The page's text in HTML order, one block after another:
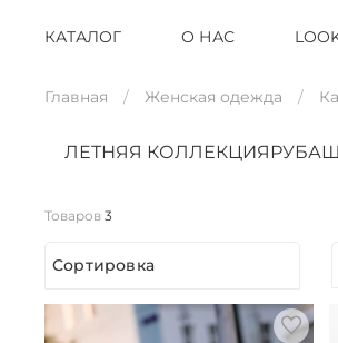
КАТАЛОГ О НАС
Главная Женская одежда
ЛЕТНЯЯ КОЛЛЕКЦИЯ
Товаров 3
Сортировка